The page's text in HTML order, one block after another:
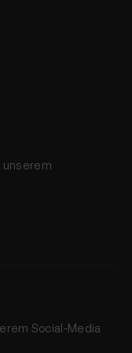
unserem
Social-Media